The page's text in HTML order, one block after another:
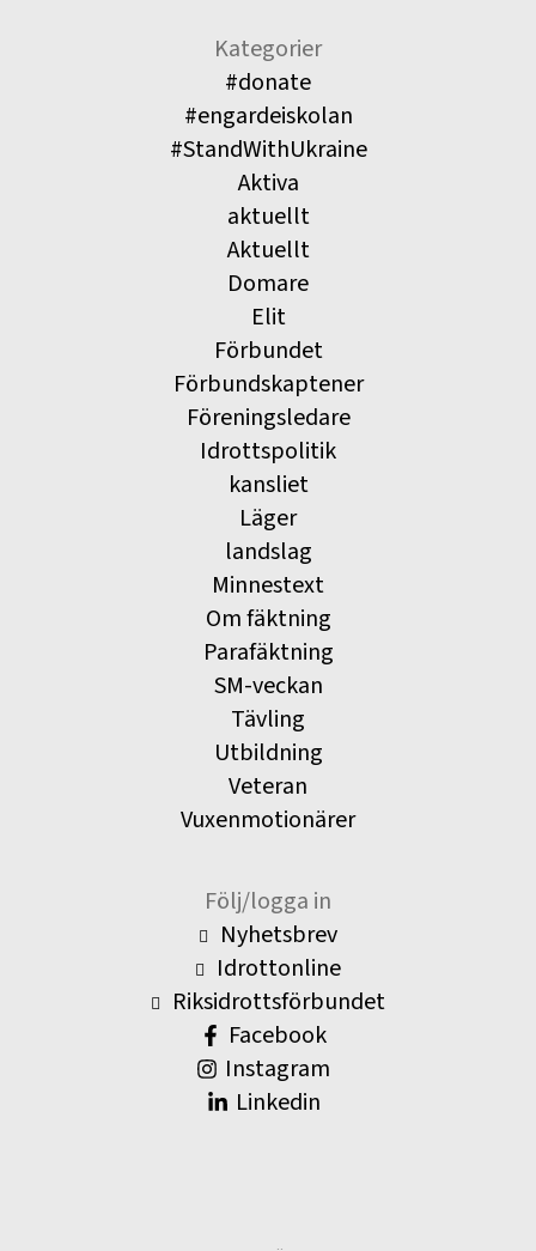
Kategorier
#donate
#engardeiskolan
#StandWithUkraine
Aktiva
aktuellt
Aktuellt
Domare
Elit
Förbundet
Förbundskaptener
Föreningsledare
Idrottspolitik
kansliet
Läger
landslag
Minnestext
Om fäktning
Parafäktning
SM-veckan
Tävling
Utbildning
Veteran
Vuxenmotionärer
Följ/logga in
Nyhetsbrev
Idrottonline
Riksidrottsförbundet
Facebook
Instagram
Linkedin